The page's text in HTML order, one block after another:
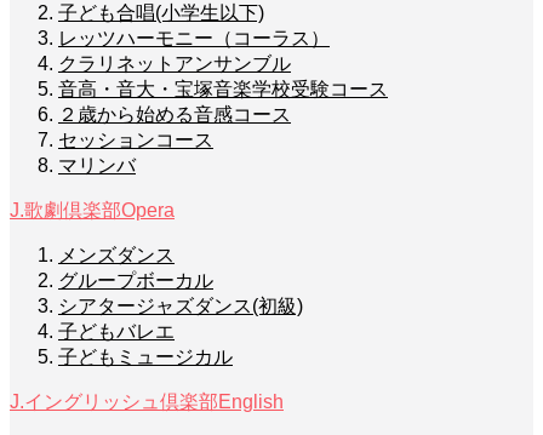
子ども合唱(小学生以下)
レッツハーモニー（コーラス）
クラリネットアンサンブル
音高・音大・宝塚音楽学校受験コース
２歳から始める音感コース
セッションコース
マリンバ
J.歌劇倶楽部Opera
メンズダンス
グループボーカル
シアタージャズダンス(初級)
子どもバレエ
子どもミュージカル
J.イングリッシュ倶楽部English